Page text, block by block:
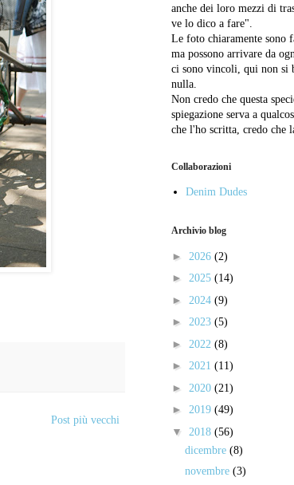
Post più vecchi
anche dei loro mezzi di
ve lo dico a fare".
Le foto chiaramente sono
ma possono arrivare da
ci sono vincoli, qui non si
nulla.
Non credo che questa
spiegazione serva a
che l'ho scritta, credo che
Collaborazioni
Denim Dudes
Archivio blog
► 2026 (2)
► 2025 (14)
► 2024 (9)
► 2023 (5)
► 2022 (8)
► 2021 (11)
► 2020 (21)
► 2019 (49)
▼ 2018 (56)
dicembre (8)
novembre (3)